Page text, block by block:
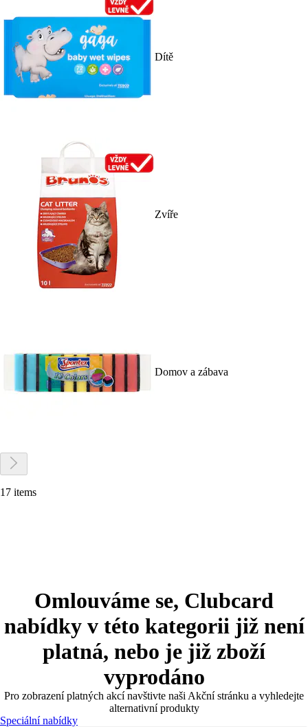
Dítě
Zvíře
Domov a zábava
17 items
Omlouváme se, Clubcard
nabídky v této kategorii již není
platná, nebo je již zboží
vyprodáno
Pro zobrazení platných akcí navštivte naši Akční stránku a vyhledejte
alternativní produkty
Speciální nabídky